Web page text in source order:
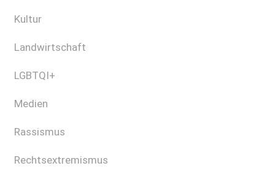
Kultur
Landwirtschaft
LGBTQI+
Medien
Rassismus
Rechtsextremismus